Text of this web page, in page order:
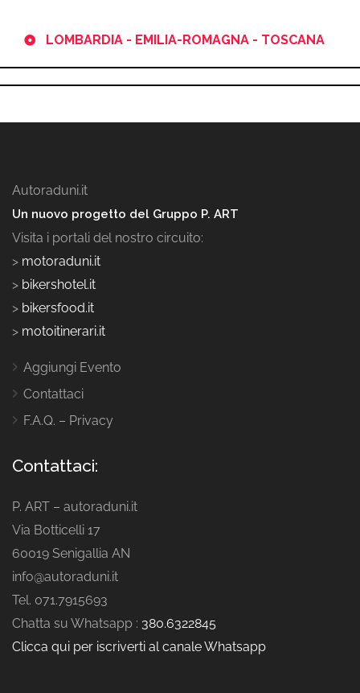
LOMBARDIA - EMILIA-ROMAGNA - TOSCANA
Autoraduni.it
Un nuovo progetto del Gruppo P. ART
Visita i portali del nostro circuito:
> motoraduni.it
> bikershotel.it
> bikersfood.it
> motoitinerari.it
Aggiungi Evento
Contattaci
F.A.Q. – Privacy
Contattaci:
P. ART – autoraduni.it
Via Botticelli 17
60019 Senigallia AN
info@autoraduni.it
Tel. 071.7915693
Chatta su Whatsapp : 380.6322845
Clicca qui per iscriverti al canale Whatsapp